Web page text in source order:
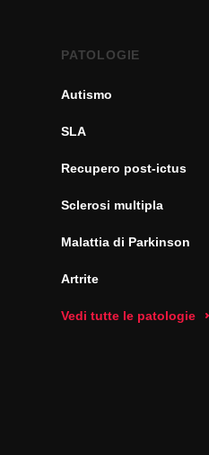
PATOLOGIE
Autismo
SLA
Recupero post-ictus
Sclerosi multipla
Malattia di Parkinson
Artrite
Vedi tutte le patologie